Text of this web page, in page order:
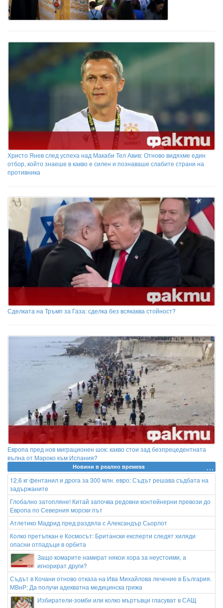
Христо Янев след успеха над Макаби Тел Авив: Отново видяхме един
отбор, който знаеше в какво е силен и познаваше слабите страни на
противника
Сделката на Тръмп за Газа: сделка без всякаква стойност?
Европа пред нов миграционен шок: какво стои зад безпрецедентната
вълна от Мароко към Испания?
Новини в реално времеss
12,6 кг фентанил и дрога за 300 млн. евро: Съдът решава съдбата на
задържаните
Глобално затопляне! Китай започва редовни контейнерни превози до
Европа по Северния морски път
Атлетико Мадрид пред раздяла с Александър Сьорлот
Колко претъпкан е Космосът: Британски експерти следят хиляди
опасни отпадъци в орбита
Защо комарите намират някои хора за неустоими, а
игнорират други?
Съдът в Кочани отново отказа на Ива Михайлова лечение в България.
МВнР: Да получи адекватна медицинска грижа
Избиратели-зомби или колко мъртъвци гласуват в САЩ